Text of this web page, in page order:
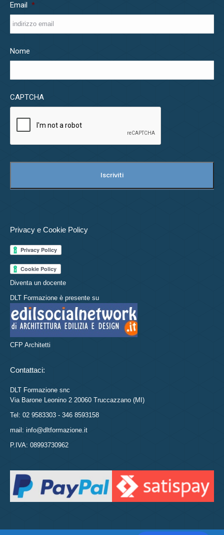
Email *
Nome
CAPTCHA
Privacy e Cookie Policy
Diventa un docente
DLT Formazione è presente su
CFP Architetti
Contattaci:
DLT Formazione snc
Via Barone Leonino 2 20060 Truccazzano (MI)
Tel: 02 9583303 - 346 8593158
mail: info@dltformazione.it
P.IVA: 08993730962